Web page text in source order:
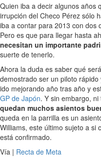
Quien iba a decir algunos años
irrupción del Checo Pérez sólo
iba a contar para 2013 con dos
Pero es que para llegar hasta
necesitan un importante
suerte de tenerlo.
Ahora la duda es saber qué
demostrado ser un piloto
ido mejorando año tras año y
GP de Japón. Y sin embargo,
quedan muchos asientos
queda en la parrilla es un
Williams, este último sujeto a si
está confirmado.
Vía | Recta de Meta